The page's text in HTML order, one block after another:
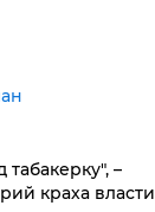
–
краха власти